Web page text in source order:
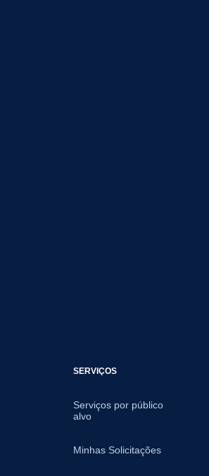
SERVIÇOS
Serviços por público
alvo
Minhas Solicitações